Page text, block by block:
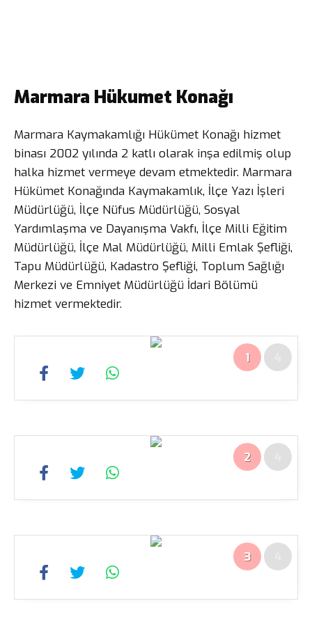
Marmara Hükumet Konağı
Marmara Kaymakamlığı Hükümet Konağı hizmet
binası 2002 yılında 2 katlı olarak inşa edilmiş olup
halka hizmet vermeye devam etmektedir. Marmara
Hükümet Konağında Kaymakamlık, İlçe Yazı İşleri
Müdürlüğü, İlçe Nüfus Müdürlüğü, Sosyal
Yardımlaşma ve Dayanışma Vakfı, İlçe Milli Eğitim
Müdürlüğü, İlçe Mal Müdürlüğü, Milli Emlak Şefliği,
Tapu Müdürlüğü, Kadastro Şefliği, Toplum Sağlığı
Merkezi ve Emniyet Müdürlüğü İdari Bölümü
hizmet vermektedir.
1
2
3